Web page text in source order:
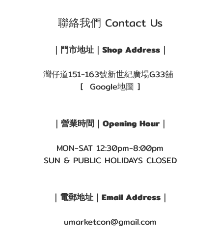
聯絡我們 Contact Us
｜門市地址｜Shop Address｜
灣仔道151-163號新世紀廣場G33舖
[ Google地圖 ]
｜營業時間｜Opening Hour｜
MON-SAT 12:30pm-8:00pm
SUN & PUBLIC HOLIDAYS CLOSED
｜電郵地址｜Email Address｜
umarketcon@gmail.com